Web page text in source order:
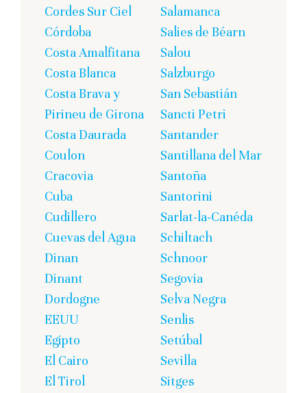
Cordes Sur Ciel
Córdoba
Costa Amalfitana
Costa Blanca
Costa Brava y
Pirineu de Girona
Costa Daurada
Coulon
Cracovia
Cuba
Cudillero
Cuevas del Agua
Dinan
Dinant
Dordogne
EEUU
Egipto
El Cairo
El Tirol
Salamanca
Salies de Béarn
Salou
Salzburgo
San Sebastián
Sancti Petri
Santander
Santillana del Mar
Santoña
Santorini
Sarlat-la-Canéda
Schiltach
Schnoor
Segovia
Selva Negra
Senlis
Setúbal
Sevilla
Sitges